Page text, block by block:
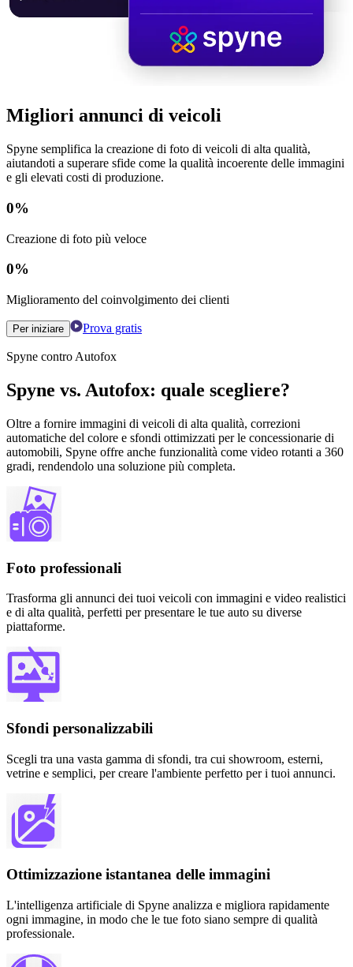
Migliori annunci di veicoli
Spyne semplifica la creazione di foto di veicoli di alta qualità,
aiutandoti a superare sfide come la qualità incoerente delle immagini
e gli elevati costi di produzione.
0%
Creazione di foto più veloce
0%
Miglioramento del coinvolgimento dei clienti
Per iniziare Prova gratis
Spyne contro Autofox
Spyne vs. Autofox: quale scegliere?
Oltre a fornire immagini di veicoli di alta qualità, correzioni
automatiche del colore e sfondi ottimizzati per le concessionarie di
automobili, Spyne offre anche funzionalità come video rotanti a 360
gradi, rendendolo una soluzione più completa.
Foto professionali
Trasforma gli annunci dei tuoi veicoli con immagini e video realistici
e di alta qualità, perfetti per presentare le tue auto su diverse
piattaforme.
Sfondi personalizzabili
Scegli tra una vasta gamma di sfondi, tra cui showroom, esterni,
vetrine e semplici, per creare l'ambiente perfetto per i tuoi annunci.
Ottimizzazione istantanea delle immagini
L'intelligenza artificiale di Spyne analizza e migliora rapidamente
ogni immagine, in modo che le tue foto siano sempre di qualità
professionale.